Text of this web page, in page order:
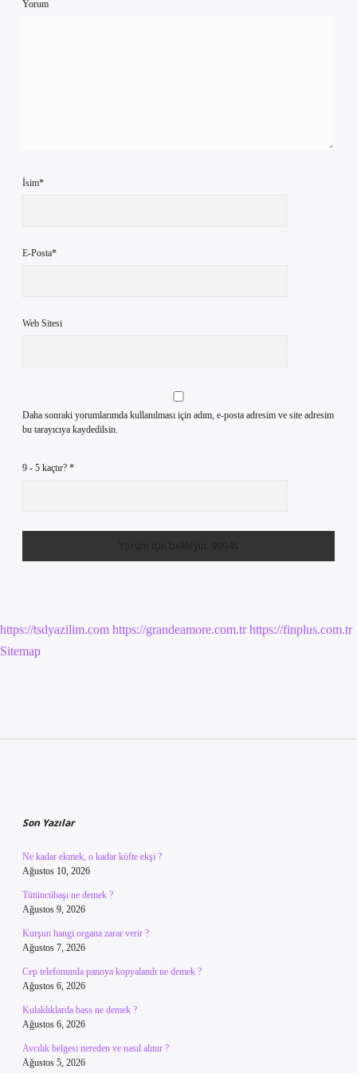
Yorum
İsim*
E-Posta*
Web Sitesi
Daha sonraki yorumlarımda kullanılması için adım, e-posta adresim ve site adresim
bu tarayıcıya kaydedilsin.
9 - 5 kaçtır? *
https://tsdyazilim.com https://grandeamore.com.tr https://finplus.com.tr
Sitemap
Son Yazılar
Ne kadar ekmek, o kadar köfte ekşi ?
Ağustos 10, 2026
Tütüncübaşı ne demek ?
Ağustos 9, 2026
Kurşun hangi organa zarar verir ?
Ağustos 7, 2026
Cep telefonunda panoya kopyalandı ne demek ?
Ağustos 6, 2026
Kulaklıklarda bass ne demek ?
Ağustos 6, 2026
Avcılık belgesi nereden ve nasıl alınır ?
Ağustos 5, 2026